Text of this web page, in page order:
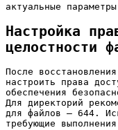
актуальные параметры
Настройка
целостности
После
настроить права
обеспечения
Для директорий
для файлов – 644.
требующие